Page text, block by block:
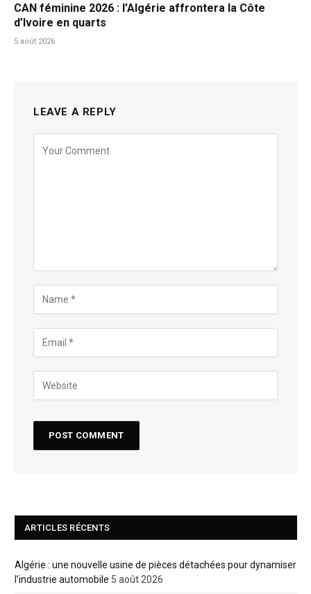
CAN féminine 2026 : l’Algérie affrontera la Côte
d’Ivoire en quarts
5 août 2026
LEAVE A REPLY
ARTICLES RÉCENTS
Algérie : une nouvelle usine de pièces détachées pour dynamiser
l’industrie automobile 5 août 2026